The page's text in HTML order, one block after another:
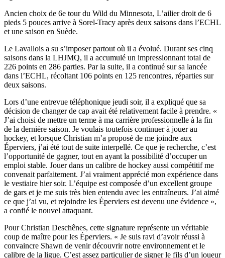
Ancien choix de 6e tour du Wild du Minnesota, L’ailier droit de 6
pieds 5 pouces arrive à Sorel-Tracy après deux saisons dans l’ECHL
et une saison en Suède.
Le Lavallois a su s’imposer partout où il a évolué. Durant ses cinq
saisons dans la LHJMQ, il a accumulé un impressionnant total de
226 points en 286 parties. Par la suite, il a continué sur sa lancée
dans l’ECHL, récoltant 106 points en 125 rencontres, réparties sur
deux saisons.
Lors d’une entrevue téléphonique jeudi soir, il a expliqué que sa
décision de changer de cap avait été relativement facile à prendre. «
J’ai choisi de mettre un terme à ma carrière professionnelle à la fin
de la dernière saison. Je voulais toutefois continuer à jouer au
hockey, et lorsque Christian m’a proposé de me joindre aux
Éperviers, j’ai été tout de suite interpellé. Ce que je recherche, c’est
l’opportunité de gagner, tout en ayant la possibilité d’occuper un
emploi stable. Jouer dans un calibre de hockey aussi compétitif me
convenait parfaitement. J’ai vraiment apprécié mon expérience dans
le vestiaire hier soir. L’équipe est composée d’un excellent groupe
de gars et je me suis très bien entendu avec les entraîneurs. J’ai aimé
ce que j’ai vu, et rejoindre les Éperviers est devenu une évidence »,
a confié le nouvel attaquant.
Pour Christian Deschênes, cette signature représente un véritable
coup de maître pour les Éperviers. « Je suis ravi d’avoir réussi à
convaincre Shawn de venir découvrir notre environnement et le
calibre de la ligue. C’est assez particulier de signer le fils d’un joueur